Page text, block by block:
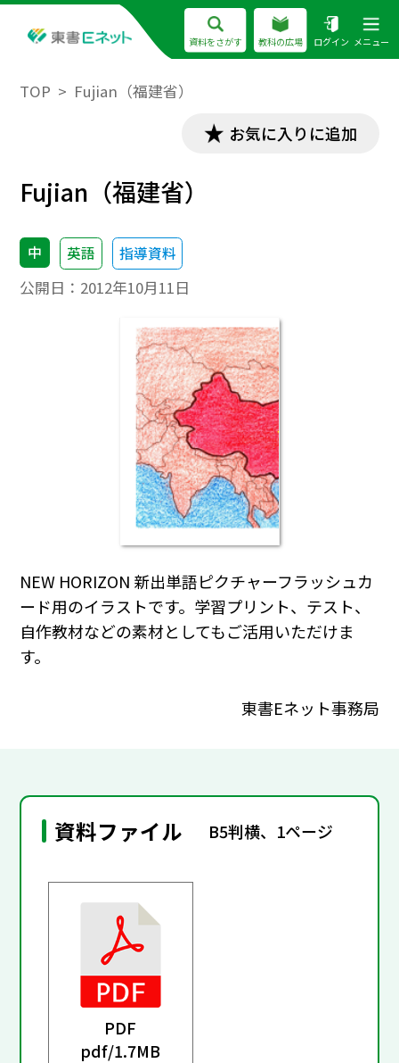
資料をさがす 教科の広場 ログイン メニュー
TOP Fujian（福建省）
お気に入りに追加
Fujian（福建省）
中 英語 指導資料
公開日： 2012年10月11日
NEW HORIZON 新出単語ピクチャーフラッシュカ
ード用のイラストです。学習プリント、テスト、
自作教材などの素材としてもご活用いただけま
す。
東書Eネット事務局
資料ファイル B5判横、1ページ
PDF
pdf/1.7MB